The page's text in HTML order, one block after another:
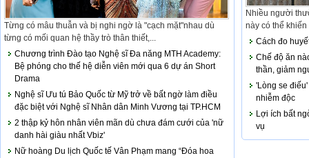
Từng có mâu thuẫn và bị nghi ngờ là "cạch mặt"nhau dù
từng có mối quan hệ thầy trò thân thiết,...
Chương trình Đào tạo Nghệ sĩ Đa năng MTH Academy:
Bệ phóng cho thế hệ diễn viên mới qua 6 dự án Short
Drama
Nghệ sĩ Ưu tú Bảo Quốc từ Mỹ trở về bất ngờ làm điều
đặc biệt với Nghệ sĩ Nhân dân Minh Vương tại TP.HCM
2 thập kỷ hôn nhân viên mãn dù chưa đám cưới của 'nữ
danh hài giàu nhất Vbiz'
Nữ hoàng Du lịch Quốc tế Vân Phạm mang “Đóa hoa
Nhiều người
này có thể
Cách đo
Chế độ ăn
thần, giảm
'Lòng se
nhiễm độc
Lợi ích bất
vụ